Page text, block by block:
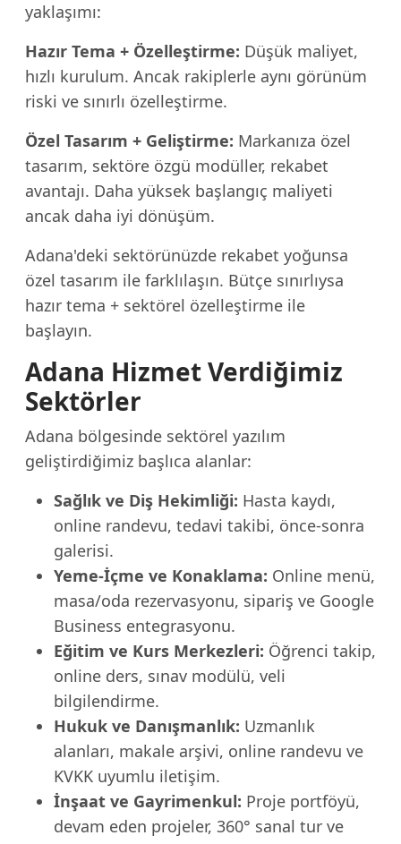
yaklaşımı:
Hazır Tema + Özelleştirme: Düşük maliyet,
hızlı kurulum. Ancak rakiplerle aynı görünüm
riski ve sınırlı özelleştirme.
Özel Tasarım + Geliştirme: Markanıza özel
tasarım, sektöre özgü modüller, rekabet
avantajı. Daha yüksek başlangıç maliyeti
ancak daha iyi dönüşüm.
Adana'deki sektörünüzde rekabet yoğunsa
özel tasarım ile farklılaşın. Bütçe sınırlıysa
hazır tema + sektörel özelleştirme ile
başlayın.
Adana Hizmet Verdiğimiz
Sektörler
Adana bölgesinde sektörel yazılım
geliştirdiğimiz başlıca alanlar:
Sağlık ve Diş Hekimliği: Hasta kaydı,
online randevu, tedavi takibi, önce-sonra
galerisi.
Yeme-İçme ve Konaklama: Online menü,
masa/oda rezervasyonu, sipariş ve Google
Business entegrasyonu.
Eğitim ve Kurs Merkezleri: Öğrenci takip,
online ders, sınav modülü, veli
bilgilendirme.
Hukuk ve Danışmanlık: Uzmanlık
alanları, makale arşivi, online randevu ve
KVKK uyumlu iletişim.
İnşaat ve Gayrimenkul: Proje portföyü,
devam eden projeler, 360° sanal tur ve